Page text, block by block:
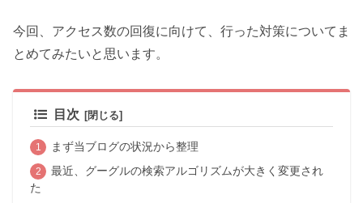
今回、アクセス数の回復に向けて、行った対策についてま
とめてみたいと思います。
目次
まず当ブログの状況から整理
最近、グーグルの検索アルゴリズムが大きく変更され
た